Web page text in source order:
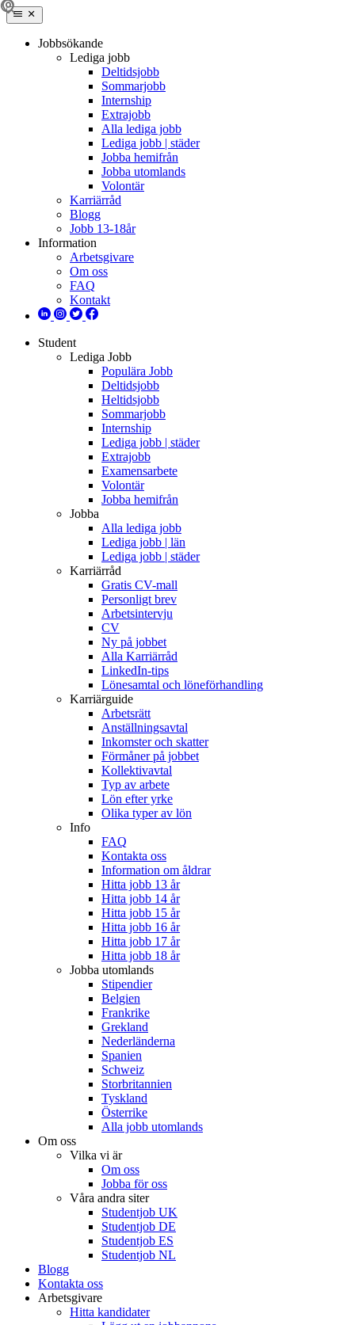
Jobbsökande
Lediga jobb
Deltidsjobb
Sommarjobb
Internship
Extrajobb
Alla lediga jobb
Lediga jobb | städer
Jobba hemifrån
Jobba utomlands
Volontär
Karriärråd
Blogg
Jobb 13-18år
Information
Arbetsgivare
Om oss
FAQ
Kontakt
Student
Lediga Jobb
Populära Jobb
Deltidsjobb
Heltidsjobb
Sommarjobb
Internship
Lediga jobb | städer
Extrajobb
Examensarbete
Volontär
Jobba hemifrån
Jobba
Alla lediga jobb
Lediga jobb | län
Lediga jobb | städer
Karriärråd
Gratis CV-mall
Personligt brev
Arbetsintervju
CV
Ny på jobbet
Alla Karriärråd
LinkedIn-tips
Lönesamtal och löneförhandling
Karriärguide
Arbetsrätt
Anställningsavtal
Inkomster och skatter
Förmåner på jobbet
Kollektivavtal
Typ av arbete
Lön efter yrke
Olika typer av lön
Info
FAQ
Kontakta oss
Information om åldrar
Hitta jobb 13 år
Hitta jobb 14 år
Hitta jobb 15 år
Hitta jobb 16 år
Hitta jobb 17 år
Hitta jobb 18 år
Jobba utomlands
Stipendier
Belgien
Frankrike
Grekland
Nederländerna
Spanien
Schweiz
Storbritannien
Tyskland
Österrike
Alla jobb utomlands
Om oss
Vilka vi är
Om oss
Jobba för oss
Våra andra siter
Studentjob UK
Studentjob DE
Studentjob ES
Studentjob NL
Blogg
Kontakta oss
Arbetsgivare
Hitta kandidater